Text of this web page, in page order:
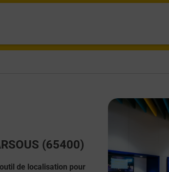
(65400)
de localisation pour